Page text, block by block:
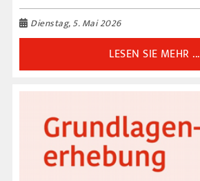
Dienstag, 5. Mai 2026
LESEN SIE MEHR ...